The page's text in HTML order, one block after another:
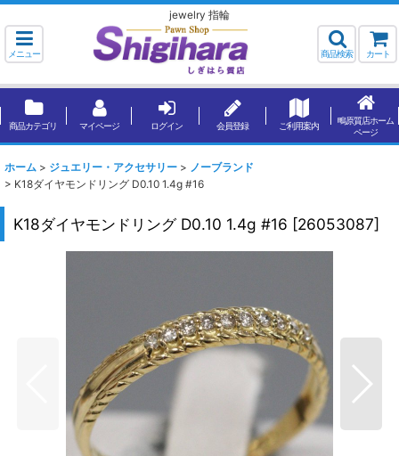
jewelry 指輪
メニュー 商品検索 カート
商品カテゴリ マイページ ログイン 会員登録 ご利用案内
鴫原質店ホーム
ページ
ホーム > ジュエリー・アクセサリー > ノーブランド
> K18ダイヤモンドリング D0.10 1.4g #16
K18ダイヤモンドリング D0.10 1.4g #16 [26053087]